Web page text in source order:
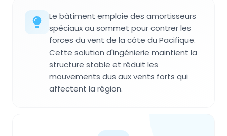
Le bâtiment emploie des amortisseurs
spéciaux au sommet pour contrer les
forces du vent de la côte du Pacifique.
Cette solution d'ingénierie maintient la
structure stable et réduit les
mouvements dus aux vents forts qui
affectent la région.